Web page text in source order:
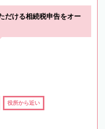
だける相続税申告をオー
役所から近い